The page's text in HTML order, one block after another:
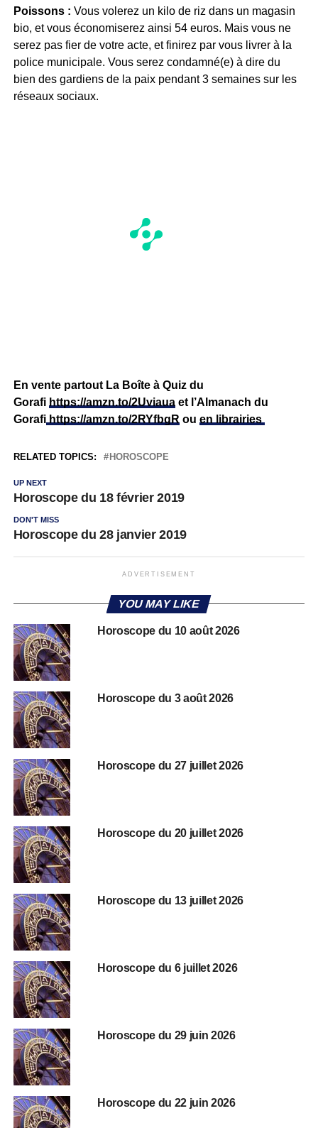
Poissons : Vous volerez un kilo de riz dans un magasin
bio, et vous économiserez ainsi 54 euros. Mais vous ne
serez pas fier de votre acte, et finirez par vous livrer à la
police municipale. Vous serez condamné(e) à dire du
bien des gardiens de la paix pendant 3 semaines sur les
réseaux sociaux.
En vente partout La Boîte à Quiz du
Gorafi https://amzn.to/2Uviauaet l’Almanach du
Gorafihttps://amzn.to/2RYfbgR ou en librairies
RELATED TOPICS: HOROSCOPE
UP NEXT
Horoscope du 18 février 2019
DON'T MISS
Horoscope du 28 janvier 2019
ADVERTISEMENT
YOU MAY LIKE
Horoscope du 10 août 2026
Horoscope du 3 août 2026
Horoscope du 27 juillet 2026
Horoscope du 20 juillet 2026
Horoscope du 13 juillet 2026
Horoscope du 6 juillet 2026
Horoscope du 29 juin 2026
Horoscope du 22 juin 2026